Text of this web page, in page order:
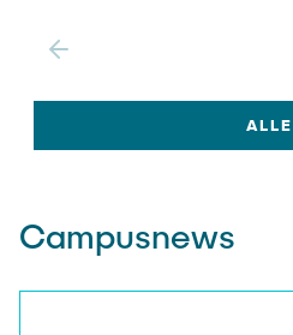
ALLE
Campusnews